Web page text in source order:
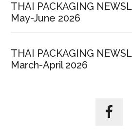
THAI PACKAGING
May-June 2026
THAI PACKAGING
March-April 2026